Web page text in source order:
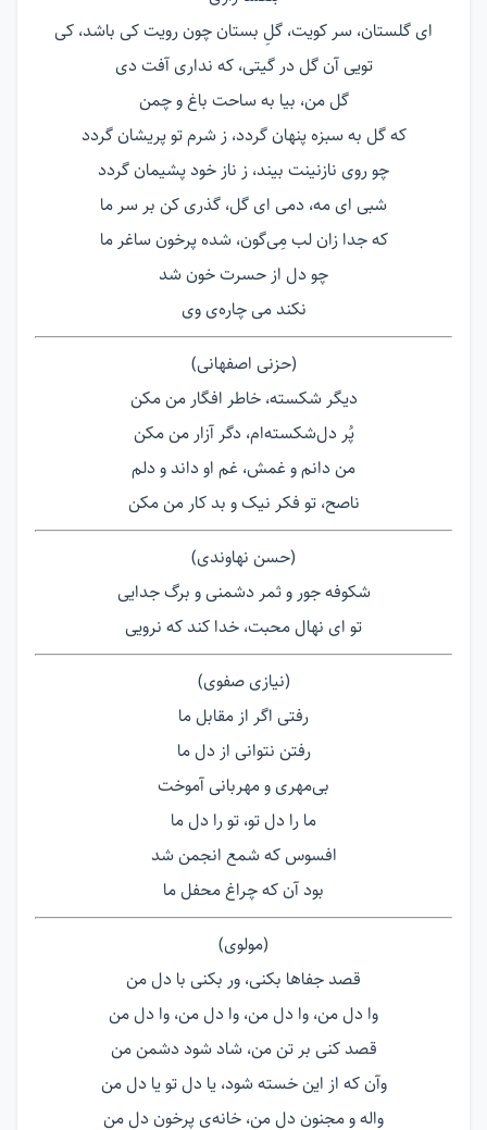
ای گلستان، سر کویت، گلِ بستان چون رویت کی باشد، کی
تویی آن گل در گیتی، که نداری آفت دی
گل من، بیا به ساحت باغ و چمن
که گل به سبزه پنهان گردد، ز شرم تو پریشان گردد
چو روی نازنینت بیند، ز ناز خود پشیمان گردد
شبی ای مه، دمی ای گل، گذری کن بر سر ما
که جدا زان لب مِی‌گون، شده پرخون ساغر ما
چو دل از حسرت خون شد
نکند می چاره‌ی وی
(حزنی اصفهانی)
دیگر شکسته، خاطر افگار من مکن
پُر دل‌شکسته‌ام، دگر آزار من مکن
من دانم و غمش، غم او داند و دلم
ناصح، تو فکر نیک و بد کار من مکن
(حسن نهاوندی)
شکوفه جور و ثمر دشمنی و برگ جدایی
تو ای نهال محبت، خدا کند که نرویی
(نیازی صفوی)
رفتی اگر از مقابل ما
رفتن نتوانی از دل ما
بی‌مهری و مهربانی آموخت
ما را دل تو، تو را دل ما
افسوس که شمع انجمن شد
بود آن که چراغ محفل ما
(مولوی)
قصد جفاها بکنی، ور بکنی با دل من
وا دل من، وا دل من، وا دل من، وا دل من
قصد کنی بر تن من، شاد شود دشمن من
وآن که از این خسته شود، یا دل تو یا دل من
واله و مجنون دل من، خانه‌ی پرخون دل من